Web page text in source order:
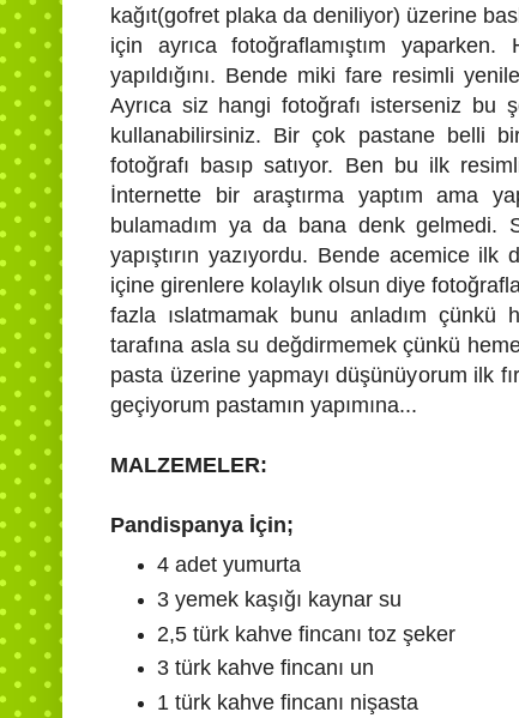
kağıt(gofret plaka da deniliyor) üzerine
için ayrıca fotoğraflamıştım
yapıldığını. Bende miki fare resimli
Ayrıca siz hangi fotoğrafı isterseniz bu
kullanabilirsiniz. Bir çok pastane belli
fotoğrafı basıp satıyor. Ben bu ilk
İnternette bir araştırma yaptım ama
bulamadım ya da bana denk gelmedi.
yapıştırın yazıyordu. Bende acemice
içine girenlere kolaylık olsun diye
fazla ıslatmamak bunu anladım
tarafına asla su değdirmemek çünkü
pasta üzerine yapmayı düşünüyorum ilk
geçiyorum pastamın yapımına...
MALZEMELER:
Pandispanya İçin;
4 adet yumurta
3 yemek kaşığı kaynar su
2,5 türk kahve fincanı toz şeker
3 türk kahve fincanı un
1 türk kahve fincanı nişasta